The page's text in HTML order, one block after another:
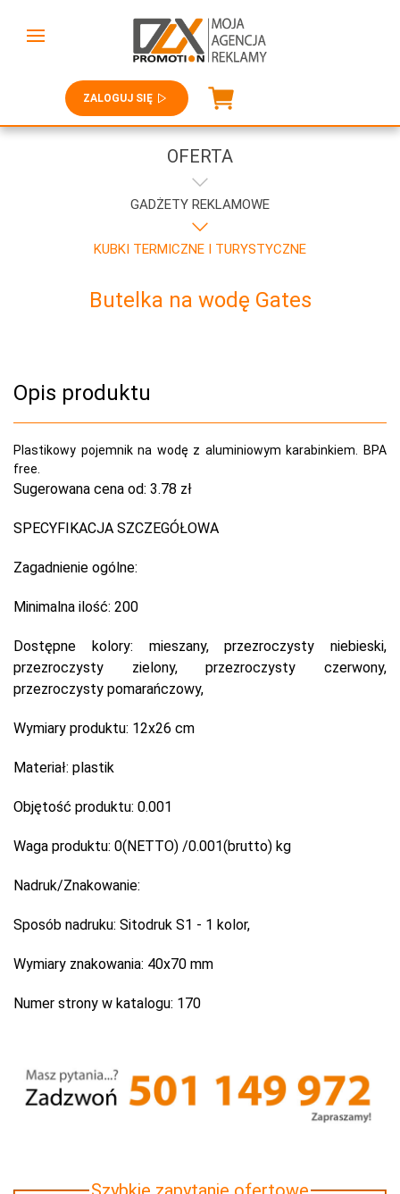
ZALOGUJ SIĘ
OFERTA
GADŻETY REKLAMOWE
KUBKI TERMICZNE I TURYSTYCZNE
Butelka na wodę Gates
Opis produktu
Plastikowy pojemnik na wodę z aluminiowym karabinkiem. BPA
free.
Sugerowana cena od: 3.78 zł
SPECYFIKACJA SZCZEGÓŁOWA
Zagadnienie ogólne:
Minimalna ilość: 200
Dostępne kolory: mieszany, przezroczysty niebieski,
przezroczysty zielony, przezroczysty czerwony,
przezroczysty pomarańczowy,
Wymiary produktu: 12x26 cm
Materiał: plastik
Objętość produktu: 0.001
Waga produktu: 0(NETTO) /0.001(brutto) kg
Nadruk/Znakowanie:
Sposób nadruku: Sitodruk S1 - 1 kolor,
Wymiary znakowania: 40x70 mm
Numer strony w katalogu: 170